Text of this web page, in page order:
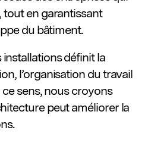
en garantissant
du bâtiment.
installations définit la
l’organisation du travail
sens, nous croyons
peut améliorer la